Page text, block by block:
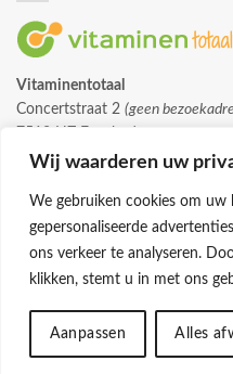
Wij waarderen uw
We gebruiken cookies om
gepersonaliseerde
ons verkeer te analyseren.
klikken, stemt u in met ons
Aanpassen Alles
Vitaminentotaal
Concertstraat 2 (geen
info@vitaminentotaal.nl
© 2026 -